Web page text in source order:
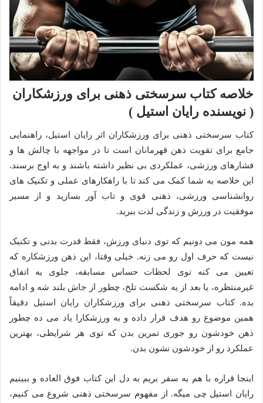
خلاصه کتاب سرسختی ذهنی برای ورزشکاران
( نویسنده رایان استیل )
کتاب سرسختی ذهنی برای ورزشکاران اثر رایان استیل، راهنمایی
جامع برای تقویت ذهن قهرمانان است تا در مواجهه با چالش ها و
فشارهای ورزشی، عملکردی بی نظیر داشته باشند و به اوج برسند.
این خلاصه به شما کمک می کند تا با راهکارهای عملی و تکنیک های
روانشناسی ورزشی، ذهنی قوی و تاب آور بسازید و از مسیر
موفقیت در ورزش و زندگی لذت ببرید.
همه مون می دونیم که توی دنیای ورزش، فقط قدرت بدنی و تکنیک
نیست که حرف اول رو می زنه. خیلی وقتا، این ذهن ورزشکاره که
تعیین می کنه توی لحظات حساس مسابقه، جلوی یه اتفاق
غیرمنتظره، یا بعد از یه شکست تلخ، چطور از جاش بلند شه و ادامه
بده. کتاب سرسختی ذهنی برای ورزشکاران رایان استیل دقیقاً
همین موضوع رو هدف قرار داده و به ورزشکارا یاد می ده چطور
ذهن خودشون رو جوری تمرین بدن که توی هر شرایطی، بهترین
عملکرد رو از خودشون نشون بدن.
اینجا قراره با هم یه سفر بریم به دل این کتاب فوق العاده و ببینیم
رایان استیل چی میگه. از مفهوم سرسختی ذهنی شروع می کنیم،